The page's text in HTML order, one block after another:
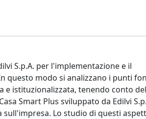
S.p.A. per l'implementazione e il
questo modo si analizzano i punti
e istituzionalizzata, tenendo conto
Smart Plus sviluppato da Edilvi
Lo studio di questi